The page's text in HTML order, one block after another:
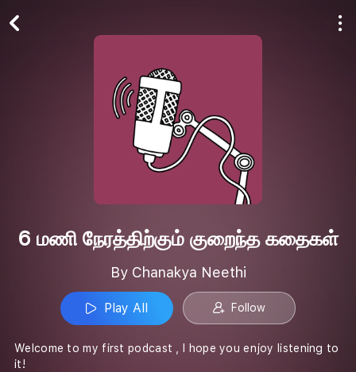
6 மணி நேரத்திற்கும் குறைந்த கதைகள்
By Chanakya Neethi
Play All Follow
Welcome to my first podcast , I hope you enjoy listening to
it!